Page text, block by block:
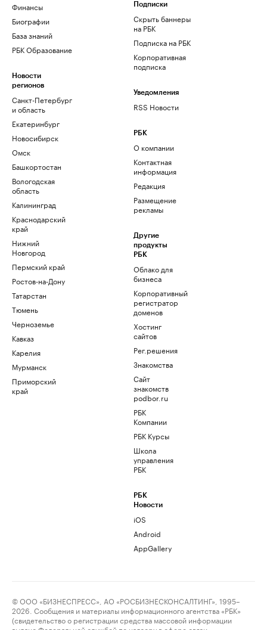
Финансы
Биографии
База знаний
РБК Образование
Новости
регионов
Санкт-Петербург
и область
Екатеринбург
Новосибирск
Омск
Башкортостан
Вологодская
область
Калининград
Краснодарский
край
Нижний
Новгород
Пермский край
Ростов-на-Дону
Татарстан
Тюмень
Черноземье
Кавказ
Карелия
Мурманск
Приморский
край
Подписки
Скрыть баннеры
на РБК
Подписка на РБК
Корпоративная
подписка
Уведомления
RSS Новости
РБК
О компании
Контактная
информация
Редакция
Размещение
рекламы
Другие
продукты
РБК
Облако для
бизнеса
Корпоративный
регистратор
доменов
Хостинг
сайтов
Рег.решения
Знакомства
Сайт
знакомств
podbor.ru
РБК
Компании
РБК Курсы
Школа
управления
РБК
РБК
Новости
iOS
Android
AppGallery
© ООО «БИЗНЕСПРЕСС», АО «РОСБИЗНЕСКОНСАЛТИНГ», 1995–
2026. Сообщения и материалы информационного агентства «РБК»
(свидетельство о регистрации средства массовой информации